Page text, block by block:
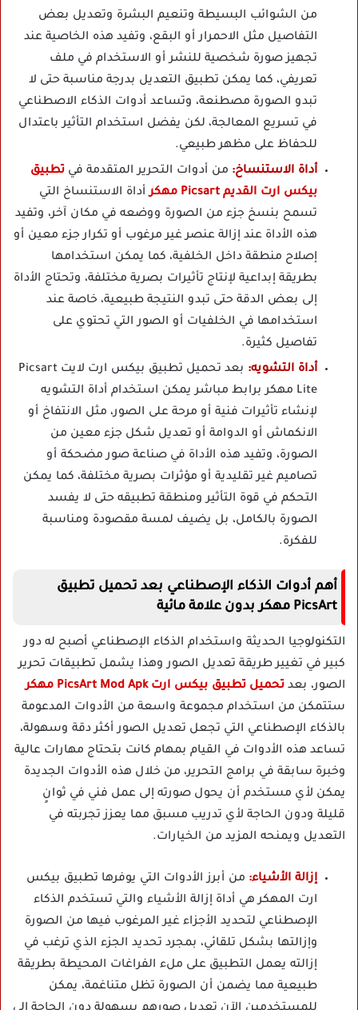
من الشوائب البسيطة وتنعيم البشرة وتعديل بعض
التفاصيل مثل الاحمرار أو البقع، وتفيد هذه الخاصية عند
تجهيز صورة شخصية للنشر أو الاستخدام في ملف
تعريفي، كما يمكن تطبيق التعديل بدرجة مناسبة حتى لا
تبدو الصورة مصطنعة، وتساعد أدوات الذكاء الاصطناعي
في تسريع المعالجة، لكن يفضل استخدام التأثير باعتدال
للحفاظ على مظهر طبيعي.
أداة الاستنساخ: من أدوات التحرير المتقدمة في تطبيق
بيكس ارت القديم Picsart مهكر
أداة الاستنساخ التي
تسمح بنسخ جزء من الصورة ووضعه في مكان آخر، وتفيد
هذه الأداة عند إزالة عنصر غير مرغوب أو تكرار جزء معين أو
إصلاح منطقة داخل الخلفية، كما يمكن استخدامها
بطريقة إبداعية لإنتاج تأثيرات بصرية مختلفة، وتحتاج الأداة
إلى بعض الدقة حتى تبدو النتيجة طبيعية، خاصة عند
استخدامها في الخلفيات أو الصور التي تحتوي على
تفاصيل كثيرة.
أداة التشويه:
بعد تحميل تطبيق بيكس ارت لايت Picsart
Lite مهكر برابط مباشر يمكن استخدام أداة التشويه
لإنشاء تأثيرات فنية أو مرحة على الصور، مثل الانتفاخ أو
الانكماش أو الدوامة أو تعديل شكل جزء معين من
الصورة، وتفيد هذه الأداة في صناعة صور مضحكة أو
تصاميم غير تقليدية أو مؤثرات بصرية مختلفة، كما يمكن
التحكم في قوة التأثير ومنطقة تطبيقه حتى لا يفسد
الصورة بالكامل، بل يضيف لمسة مقصودة ومناسبة
للفكرة.
أهم أدوات الذكاء الإصطناعي بعد تحميل تطبيق
PicsArt مهكر بدون علامة مائية
التكنولوجيا الحديثة واستخدام الذكاء الإصطناعي أصبح له دور
كبير في تغيير طريقة تعديل الصور وهذا يشمل تطبيقات تحرير
الصور، بعد تحميل تطبيق بيكس ارت PicsArt Mod Apk مهكر
ستتمكن من استخدام مجموعة واسعة من الأدوات المدعومة
بالذكاء الإصطناعي التي تجعل تعديل الصور أكثر دقة وسهولة،
تساعد هذه الأدوات في القيام بمهام كانت بتحتاج مهارات عالية
وخبرة سابقة في برامج التحرير، من خلال هذه الأدوات الجديدة
يمكن لأي مستخدم أن يحول صورته إلى عمل فني في ثوانٍ
قليلة ودون الحاجة لأي تدريب مسبق مما يعزز تجربته في
التعديل ويمنحه المزيد من الخيارات.
إزالة الأشياء: من أبرز الأدوات التي يوفرها تطبيق بيكس
ارت المهكر هي أداة إزالة الأشياء والتي تستخدم الذكاء
الإصطناعي لتحديد الأجزاء غير المرغوب فيها من الصورة
وإزالتها بشكل تلقائي، بمجرد تحديد الجزء الذي ترغب في
إزالته يعمل التطبيق على ملء الفراغات المحيطة بطريقة
طبيعية مما يضمن أن الصورة تظل متناغمة، يمكن